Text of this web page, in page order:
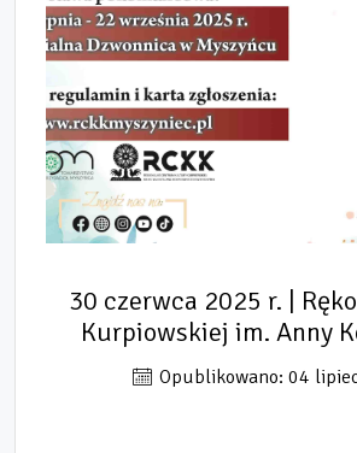
30 czerwca 2025 r. |
Kurpiowskiej im. Anny
Opublikowano: 04